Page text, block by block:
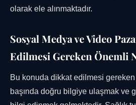
olarak ele alınmaktadır.
Sosyal Medya ve Video
Edilmesi Gereken Önemli
Bu konuda dikkat edilmesi
başında doğru bilgiye ulaşmak ve